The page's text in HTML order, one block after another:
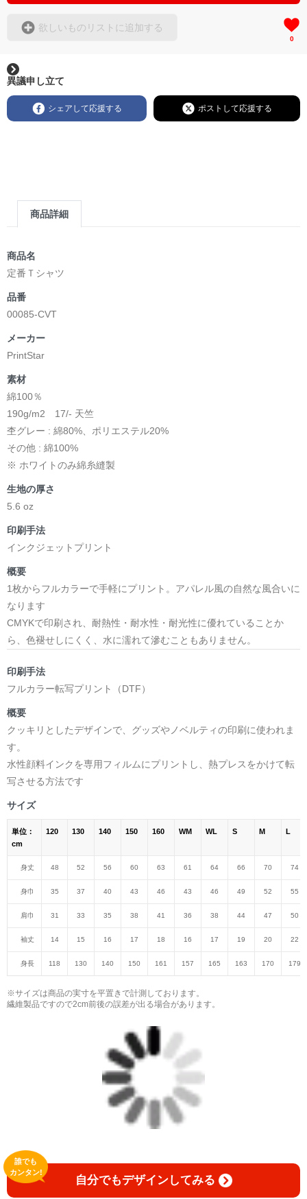
欲しいものリストに追加する
0
異議申し立て
シェアして応援する ポストして応援する
商品詳細
商品名
定番Ｔシャツ
品番
00085-CVT
メーカー
PrintStar
素材
綿100％
190g/m2 17/- 天竺
杢グレー : 綿80%、ポリエステル20%
その他 : 綿100%
※ ホワイトのみ綿糸縫製
生地の厚さ
5.6 oz
印刷手法
インクジェットプリント
概要
1枚からフルカラーで手軽にプリント。アパレル風の自然な風合いに
なります
CMYKで印刷され、耐熱性・耐水性・耐光性に優れていることか
ら、色褪せしにくく、水に濡れて滲むこともありません。
印刷手法
フルカラー転写プリント（DTF）
概要
クッキリとしたデザインで、グッズやノベルティの印刷に使われま
す。
水性顔料インクを専用フィルムにプリントし、熱プレスをかけて転
写させる方法です
サイズ
単位：
cm
120 130 140 150 160 WM WL S M L
身丈 48 52 56 60 63 61 64 66 70 74
身巾 35 37 40 43 46 43 46 49 52 55
肩巾 31 33 35 38 41 36 38 44 47 50
袖丈 14 15 16 17 18 16 17 19 20 22
身長 118 130 140 150 161 157 165 163 170 179
※サイズは商品の実寸を平置きで計測しております。
繊維製品ですので2cm前後の誤差が出る場合があります。
自分でもデザインしてみる
誰でも
カンタン!